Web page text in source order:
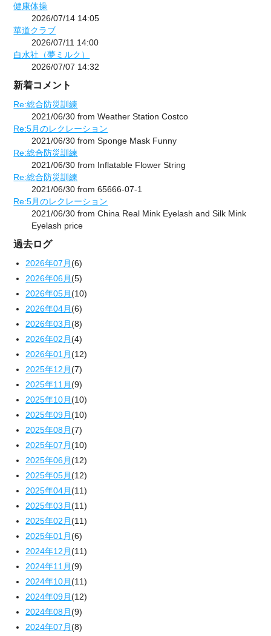
健康体操
2026/07/14 14:05
華道クラブ
2026/07/11 14:00
白水社（夢ミルク）
2026/07/07 14:32
新着コメント
Re:総合防災訓練
2021/06/30 from Weather Station Costco
Re:5月のレクレーション
2021/06/30 from Sponge Mask Funny
Re:総合防災訓練
2021/06/30 from Inflatable Flower String
Re:総合防災訓練
2021/06/30 from 65666-07-1
Re:5月のレクレーション
2021/06/30 from China Real Mink Eyelash and Silk Mink
Eyelash price
過去ログ
2026年07月(6)
2026年06月(5)
2026年05月(10)
2026年04月(6)
2026年03月(8)
2026年02月(4)
2026年01月(12)
2025年12月(7)
2025年11月(9)
2025年10月(10)
2025年09月(10)
2025年08月(7)
2025年07月(10)
2025年06月(12)
2025年05月(12)
2025年04月(11)
2025年03月(11)
2025年02月(11)
2025年01月(6)
2024年12月(11)
2024年11月(9)
2024年10月(11)
2024年09月(12)
2024年08月(9)
2024年07月(8)